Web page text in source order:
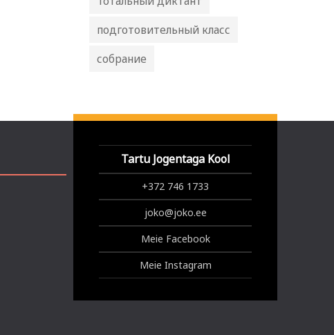
подготовительный класс
собрание
Tartu Jogentaga Kool
+372 746 1733
joko@joko.ee
Meie Facebook
Meie Instagram